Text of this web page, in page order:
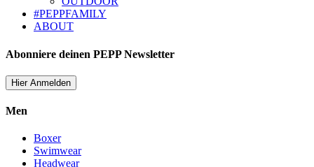
#PEPPFAMILY
ABOUT
Abonniere deinen PEPP Newsletter
Hier Anmelden
Men
Boxer
Swimwear
Headwear